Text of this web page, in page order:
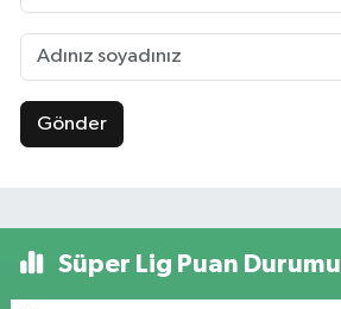
Gönder
Süper Lig Puan Durumu